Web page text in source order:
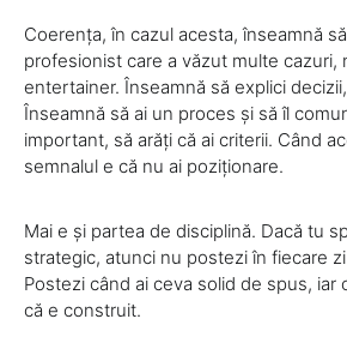
Coerența, în cazul acesta, înseamnă
profesionist care a văzut multe cazuri,
entertainer. Înseamnă să explici
Înseamnă să ai un proces și să îl
important, să arăți că ai criterii. Când
semnalul e că nu ai poziționare.
Mai e și partea de disciplină. Dacă tu
strategic, atunci nu postezi în fiecare
Postezi când ai ceva solid de spus, iar
că e construit.